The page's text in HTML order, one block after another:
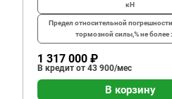
кН
Предел относительной
тормозной силы,%не более
1 317 000 ₽
В кредит от 43 900/мес
В корзину